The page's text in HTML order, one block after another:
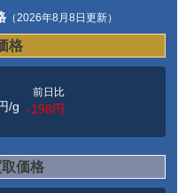
（2026年8月8日更新）
格
/g
前日比
-198円
価格